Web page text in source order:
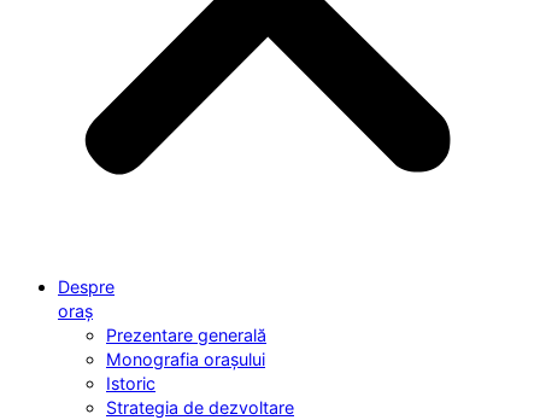
Despre
oraș
Prezentare generală
Monografia orașului
Istoric
Strategia de dezvoltare